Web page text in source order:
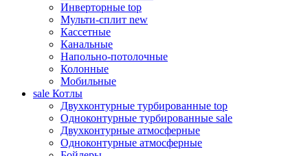
Инверторные top
Мульти-сплит new
Кассетные
Канальные
Напольно-потолочные
Колонные
Мобильные
sale Котлы
Двухконтурные турбированные top
Одноконтурные турбированные sale
Двухконтурные атмосферные
Одноконтурные атмосферные